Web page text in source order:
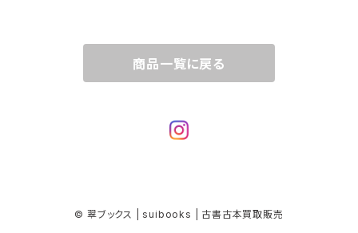
商品一覧に戻る
© 翠ブックス | suibooks | 古書古本買取販売